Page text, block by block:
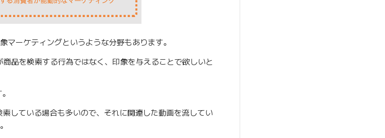
ーケティングというような分野もあります。
品を検索する行為ではなく、印象を与えることで欲しいと
している場合も多いので、それに関連した動画を流してい